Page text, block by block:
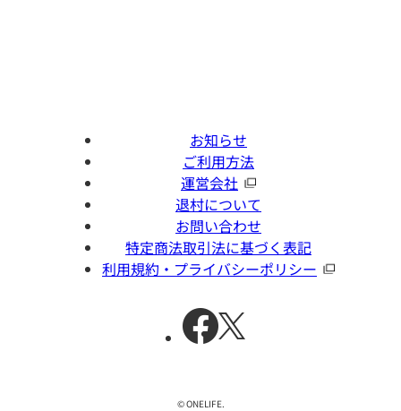
お知らせ
ご利用方法
運営会社
退村について
お問い合わせ
特定商法取引法に基づく表記
利用規約・プライバシーポリシー
© ONELIFE.